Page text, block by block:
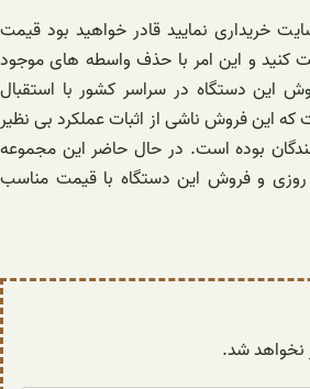
خریداری نمایید قادر خواهید بود قیمت
کنید و این امر با حذف واسطه های موجود
این دستگاه در سراسر کشور با استقبال
که این فروش ناشی از اثبات عملکرد بی نظیر
بوده است. در حال حاضر این مجموعه
روزی و فروش این دستگاه با قیمت مناسب
نخواهد شد.